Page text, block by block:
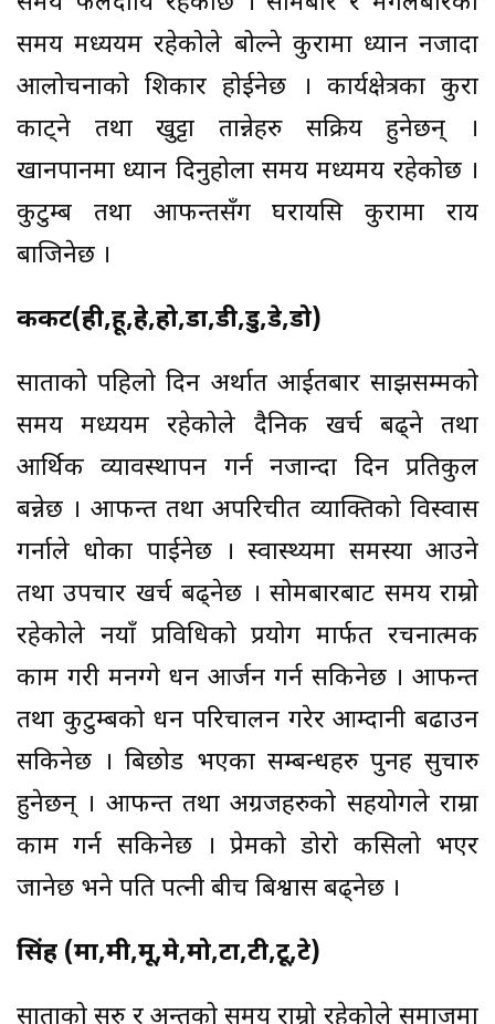
समय मध्ययम रहेकोले बोल्ने कुरामा ध्यान नजादा
आलोचनाको शिकार होईनेछ । कार्यक्षेत्रका कुरा
काट्ने तथा खुट्टा तान्नेहरु सक्रिय हुनेछन् ।
खानपानमा ध्यान दिनुहोला समय मध्यमय रहेकोछ ।
कुटुम्ब तथा आफन्तसँग घरायसि कुरामा राय
बाजिनेछ ।
कर्कट(ही,हू,हे,हो,डा,डी,डु,डे,डो)
साताको पहिलो दिन अर्थात आईतबार साझसम्मको
समय मध्ययम रहेकोले दैनिक खर्च बढ्ने तथा
आर्थिक व्यावस्थापन गर्न नजान्दा दिन प्रतिकुल
बन्नेछ । आफन्त तथा अपरिचीत व्याक्तिको विस्वास
गर्नाले धोका पाईनेछ । स्वास्थ्यमा समस्या आउने
तथा उपचार खर्च बढ्नेछ । सोमबारबाट समय राम्रो
रहेकोले नयाँ प्रविधिको प्रयोग मार्फत रचनात्मक
काम गरी मनग्गे धन आर्जन गर्न सकिनेछ । आफन्त
तथा कुटुम्बको धन परिचालन गरेर आम्दानी बढाउन
सकिनेछ । बिछोड भएका सम्बन्धहरु पुनह सुचारु
हुनेछन् । आफन्त तथा अग्रजहरुको सहयोगले राम्रा
काम गर्न सकिनेछ । प्रेमको डोरो कसिलो भएर
जानेछ भने पति पत्नी बीच बिश्वास बढ्नेछ ।
सिंह (मा,मी,मू,मे,मो,टा,टी,टू,टे)